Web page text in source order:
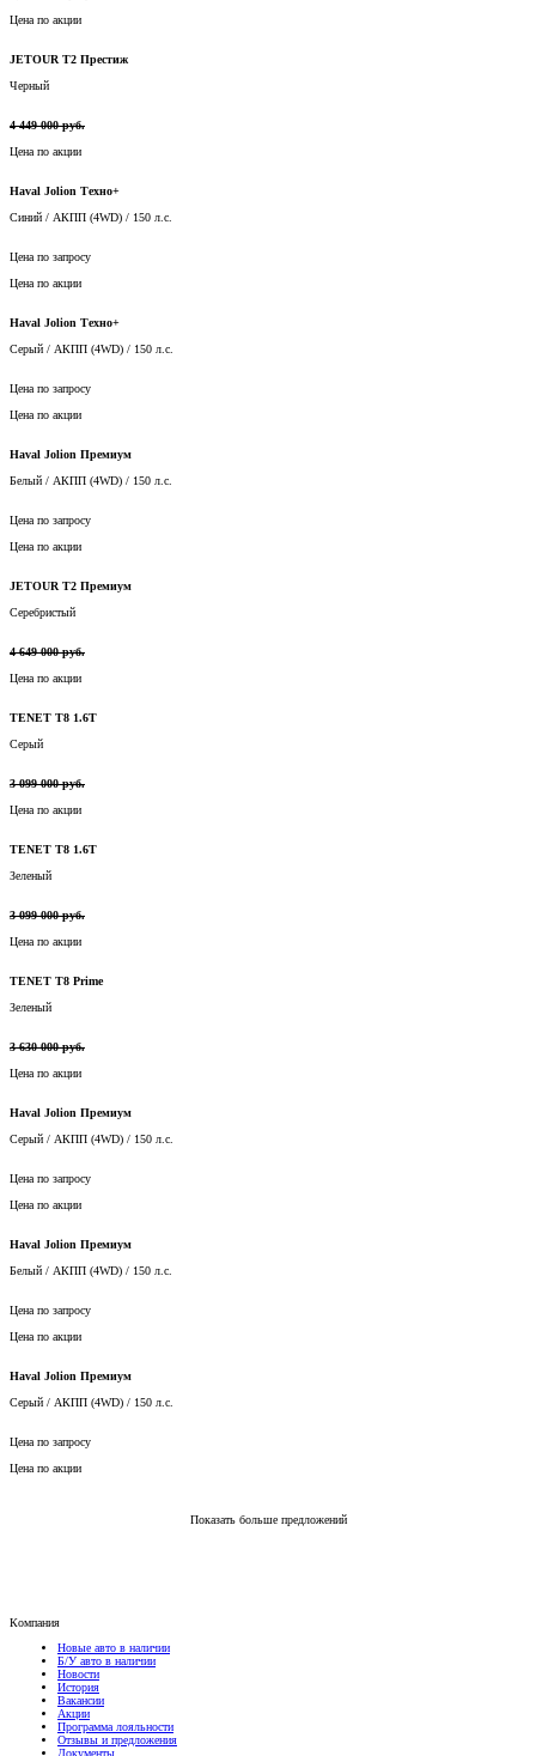
Черный
Цена по акции
Синий / АКПП (4WD) / 150 л.с.
Цена по акции
Серый / АКПП (4WD) / 150 л.с.
Цена по акции
Белый / АКПП (4WD) / 150 л.с.
Цена по акции
Серебристый
Цена по акции
Серый
Цена по акции
Зеленый
Цена по акции
Зеленый
Цена по акции
Серый / АКПП (4WD) / 150 л.с.
Цена по акции
Белый / АКПП (4WD) / 150 л.с.
Цена по акции
Серый / АКПП (4WD) / 150 л.с.
Цена по акции
Новые авто в наличии
Б/У авто в наличии
Новости
История
Вакансии
Акции
Программа лояльности
Отзывы и предложения
Документы
Контакты